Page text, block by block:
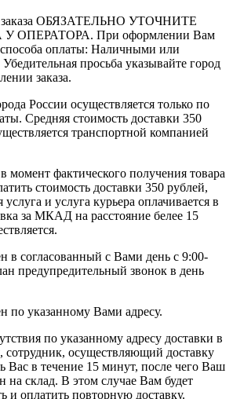
заказа ОБЯЗАТЕЛЬНО УТОЧНИТЕ
ОПЕРАТОРА. При оформлении Вам
оплаты: Наличными или
просьба указывайте город
заказа.
России осуществляется только по
Средняя стоимость доставки 350
транспортной компанией
момент фактического получения товара
стоимость доставки 350 рублей,
услуга и услуга курьера оплачивается в
за МКАД на расстояние белее 15
в согласованный с Вами день с 9:00-
предупредительный звонок в день
по указанному Вами адресу.
по указанному адресу доставки в
сотрудник, осуществляющий доставку
Вас в течение 15 минут, после чего Ваш
на склад. В этом случае Вам будет
и оплатить повторную доставку.